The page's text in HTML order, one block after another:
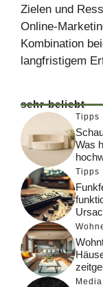
Zielen und
Online-
Kombination
langfristigem
sehr beliebt
Tipps
Was
Tipps
Media